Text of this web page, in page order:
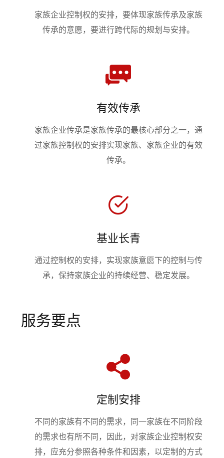
家族企业控制权的安排，要体现家族传承及家族
传承的意愿，要进行跨代际的规划与安排。
有效传承
家族企业传承是家族传承的最核心部分之一，通
过家族控制权的安排实现家族、家族企业的有效
传承。
基业长青
通过控制权的安排，实现家族意愿下的控制与传
承，保持家族企业的持续经营、稳定发展。
服务要点
定制安排
不同的家族有不同的需求，同一家族在不同阶段
的需求也有所不同，因此，对家族企业控制权安
排，应充分参照各种条件和因素，以定制的方式